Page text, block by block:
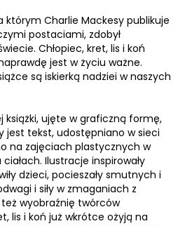
którym Charlie Mackesy publikuje
postaciami, zdobył
Chłopiec, kret, lis i koń
jest w życiu ważne.
są iskierką nadziei w naszych
książki, ujęte w graficzną formę,
jest tekst, udostępniano w sieci
na zajęciach plastycznych w
Ilustracje inspirowały
dzieci, pocieszały smutnych i
i siły w zmaganiach z
też wyobraźnię twórców
lis i koń już wkrótce ożyją na